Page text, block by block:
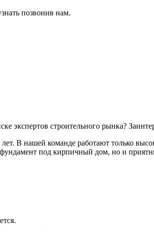
позвонив нам.
экспертов строительного рынка?
В нашей команде работают только
под кирпичный дом, но и